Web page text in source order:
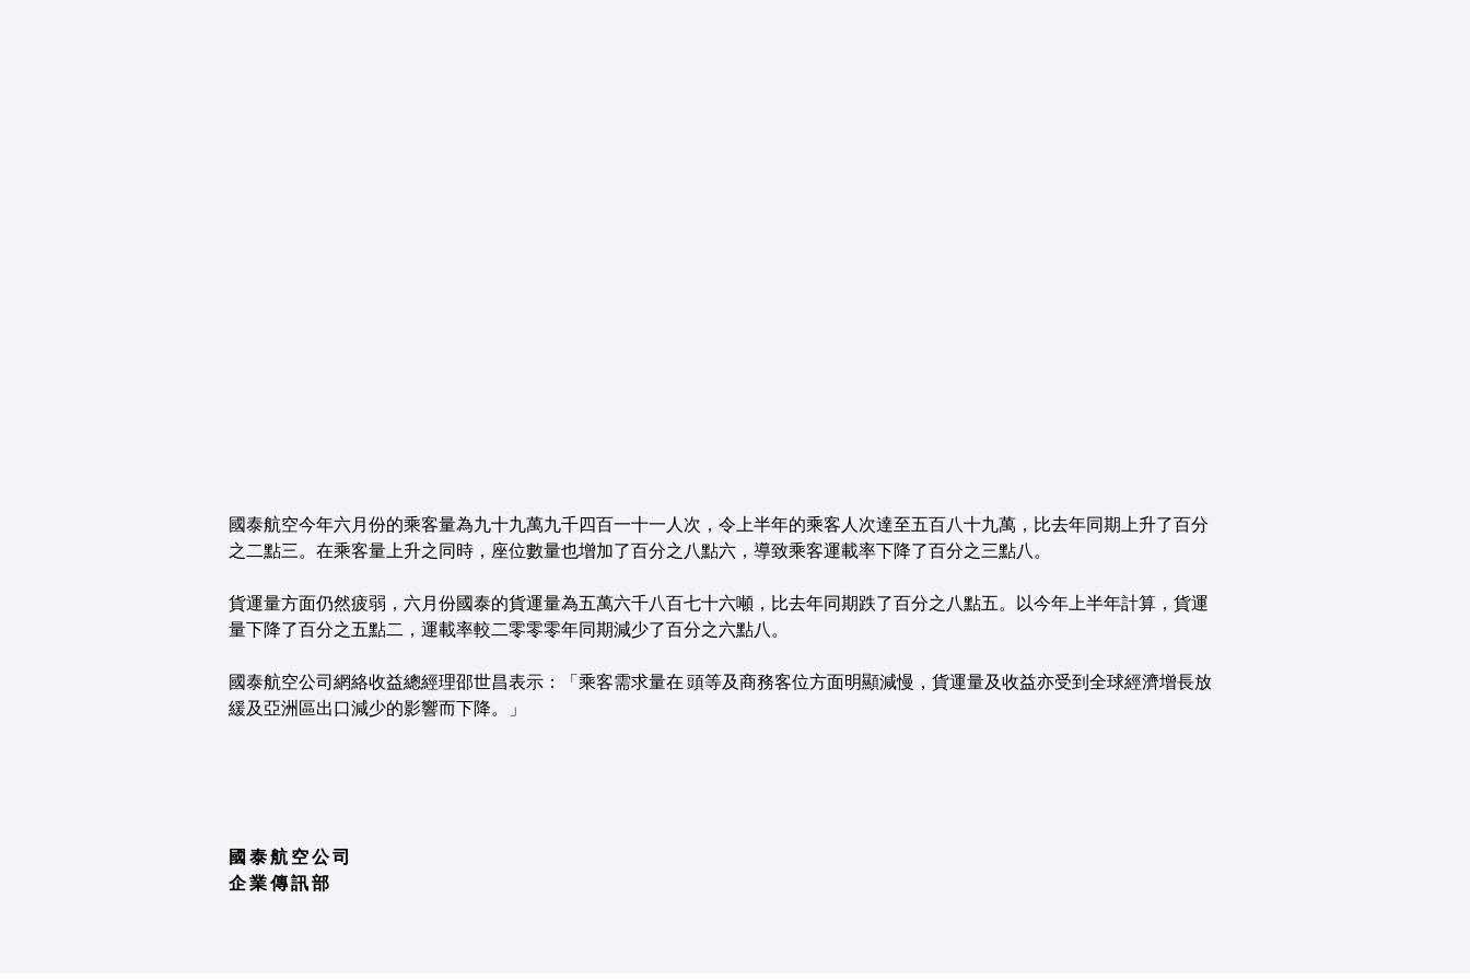
國泰航空今年六月份的乘客量為九十九萬九千四百一十一人次，令上半年的乘客人次達至五百八十九萬，比去年同期上升了百分
之二點三。在乘客量上升之同時，座位數量也增加了百分之八點六，導致乘客運載率下降了百分之三點八。
貨運量方面仍然疲弱，六月份國泰的貨運量為五萬六千八百七十六噸，比去年同期跌了百分之八點五。以今年上半年計算，貨運
量下降了百分之五點二，運載率較二零零零年同期減少了百分之六點八。
國泰航空公司網絡收益總經理邵世昌表示：「乘客需求量在 頭等及商務客位方面明顯減慢，貨運量及收益亦受到全球經濟增長放
緩及亞洲區出口減少的影響而下降。」
國 泰 航 空 公 司
企 業 傳 訊 部